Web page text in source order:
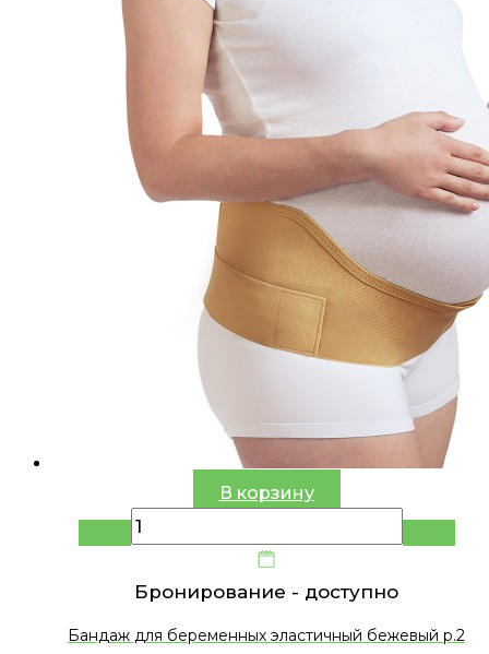
В корзину
Бронирование - доступно
Бандаж для беременных эластичный бежевый р.2